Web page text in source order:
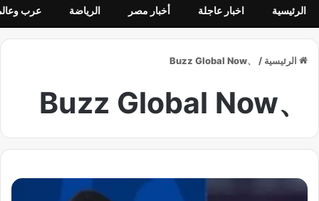
الرئيسية اخبار عاجلة أخبار مصر الرياضة عرب
الرئيسية /
、Buzz Global Now
、Buzz Global Now